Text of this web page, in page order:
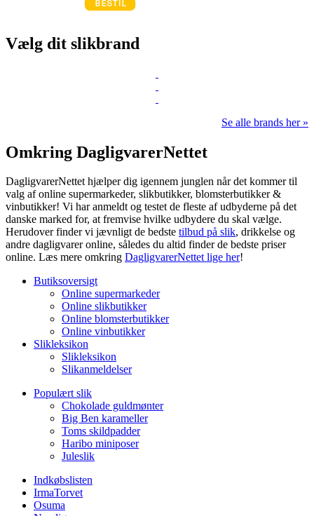
Vælg dit slikbrand
Se alle brands her »
Omkring DagligvarerNettet
DagligvarerNettet hjælper dig igennem junglen når det kommer til
valg af online supermarkeder, slikbutikker, blomsterbutikker &
vinbutikker! Vi har anmeldt og testet de fleste af udbyderne på det
danske marked for, at fremvise hvilke udbydere du skal vælge.
Herudover finder vi jævnligt de bedste tilbud på slik, drikkelse og
andre dagligvarer online, således du altid finder de bedste priser
online. Læs mere omkring DagligvarerNettet lige her!
Butiksoversigt
Online supermarkeder
Online slikbutikker
Online blomsterbutikker
Online vinbutikker
Slikleksikon
Slikleksikon
Slikanmeldelser
Populært slik
Chokolade guldmønter
Big Ben karameller
Toms skildpadder
Haribo miniposer
Juleslik
Indkøbslisten
IrmaTorvet
Osuma